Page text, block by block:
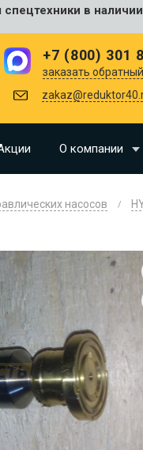
в
+7 (800) 301
заказать
О компании
DEERE
насосов